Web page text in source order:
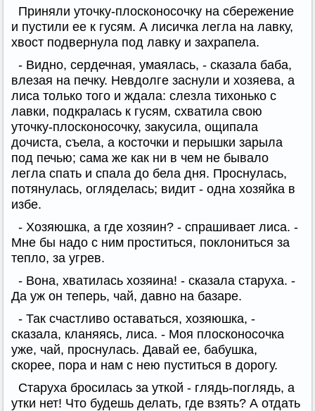
Приняли уточку-плосконосочку на сбережение
и пустили ее к гусям. А лисичка легла на лавку,
хвост подвернула под лавку и захрапела.
- Видно, сердечная, умаялась, - сказала баба,
влезая на печку. Невдолге заснули и хозяева, а
лиса только того и ждала: слезла тихонько с
лавки, подкралась к гусям, схватила свою
уточку-плосконосочку, закусила, ощипала
дочиста, съела, а косточки и перышки зарыла
под печью; сама же как ни в чем не бывало
легла спать и спала до бела дня. Проснулась,
потянулась, огляделась; видит - одна хозяйка в
избе.
- Хозяюшка, а где хозяин? - спрашивает лиса. -
Мне бы надо с ним проститься, поклониться за
тепло, за угрев.
- Вона, хватилась хозяина! - сказала старуха. -
Да уж он теперь, чай, давно на базаре.
- Так счастливо оставаться, хозяюшка, -
сказала, кланяясь, лиса. - Моя плосконосочка
уже, чай, проснулась. Давай ее, бабушка,
скорее, пора и нам с нею пуститься в дорогу.
Старуха бросилась за уткой - глядь-поглядь, а
утки нет! Что будешь делать, где взять? А отдать